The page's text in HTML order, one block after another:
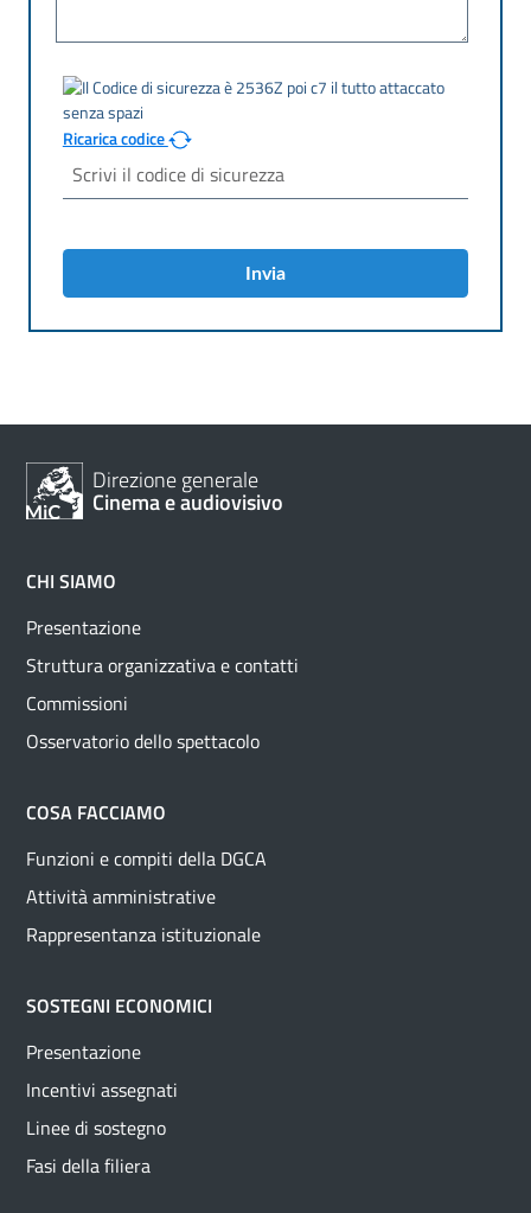
Ricarica codice
Invia
Direzione generale
Cinema e audiovisivo
CHI SIAMO
Presentazione
Struttura organizzativa e contatti
Commissioni
Osservatorio dello spettacolo
COSA FACCIAMO
Funzioni e compiti della DGCA
Attività amministrative
Rappresentanza istituzionale
SOSTEGNI ECONOMICI
Presentazione
Incentivi assegnati
Linee di sostegno
Fasi della filiera